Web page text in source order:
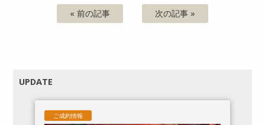
« 前の記事 次の記事 »
UPDATE
ご成約情報